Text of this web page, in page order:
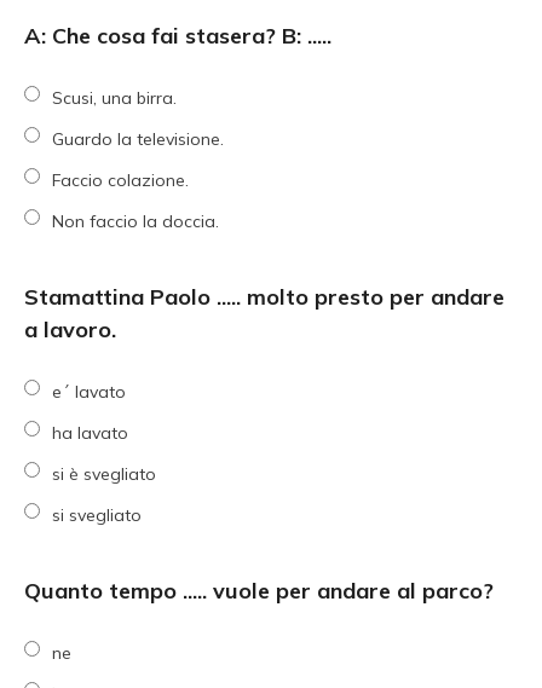
A: Che cosa fai stasera? B: .....
Scusi, una birra.
Guardo la televisione.
Faccio colazione.
Non faccio la doccia.
Stamattina Paolo ..... molto presto per andare
a lavoro.
e´ lavato
ha lavato
si è svegliato
si svegliato
Quanto tempo ..... vuole per andare al parco?
ne